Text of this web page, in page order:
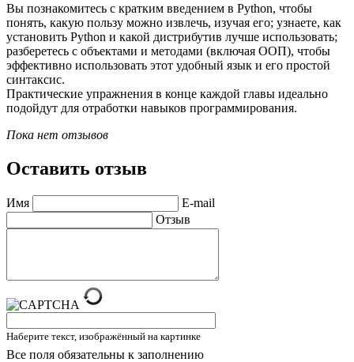
Вы познакомитесь с кратким введением в Python, чтобы
понять, какую пользу можно извлечь, изучая его; узнаете, как
установить Python и какой дистрибутив лучше использовать;
разберетесь с объектами и методами (включая ООП), чтобы
эффективно использовать этот удобный язык и его простой
синтаксис.
Практические упражнения в конце каждой главы идеально
подойдут для отработки навыков программирования.
Пока нет отзывов
Оставить отзыв
Имя
E-mail
Отзыв
Наберите текст, изображённый на картинке
Все поля обязательны к заполнению